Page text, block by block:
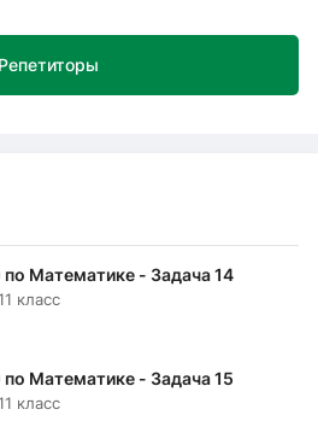
по Математике - Задача 14
класс
по Математике - Задача 15
класс
Репетиторы